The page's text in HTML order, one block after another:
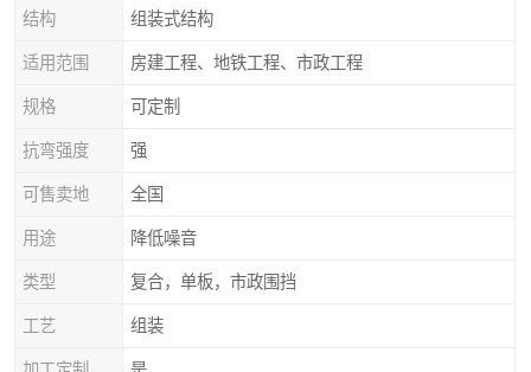
结构 组装式结构
适用范围 房建工程、地铁工程、市政工程
规格 可定制
抗弯强度 强
可售卖地 全国
用途 降低噪音
类型 复合，单板，市政围挡
工艺 组装